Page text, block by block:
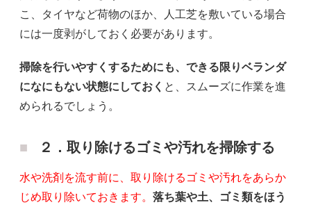
こ、タイヤなど荷物のほか、人工芝を敷いている場合
には一度剥がしておく必要があります。
掃除を行いやすくするためにも、できる限りベランダ
になにもない状態にしておく と、スムーズに作業を進
められるでしょう。
２．取り除けるゴミや汚れを掃除する
水や洗剤を流す前に、取り除けるゴミや汚れをあらか
じめ取り除いておきます。 落ち葉や土、ゴミ類をほう